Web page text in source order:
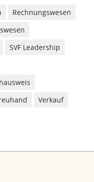
Rechnungswesen
SVF Leadership
Verkauf